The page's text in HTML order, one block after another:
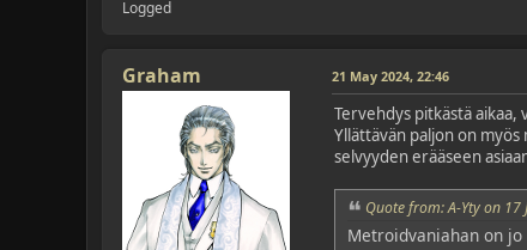
Logged
Graham 21 May 2024, 22:46
Tervehdys pitkästä
Yllättävän paljon on
selvyyden erääseen
Quote from: A-Yty on
Metroidvaniahan on